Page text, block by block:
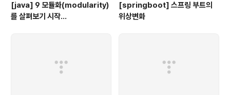
[java] 9 모듈화(modularity)
를 살펴보기 시작...
[springboot] 스프링 부트의
위상변화